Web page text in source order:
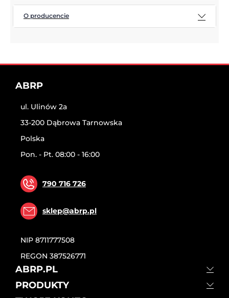
O producencie
ABRP
ul. Ulinów 2a
33-200 Dąbrowa Tarnowska
Polska
Pon. - Pt. 08:00 - 16:00
790 716 726
sklep@abrp.pl
NIP 8711777508
REGON 387526771
ABRP.PL
PRODUKTY